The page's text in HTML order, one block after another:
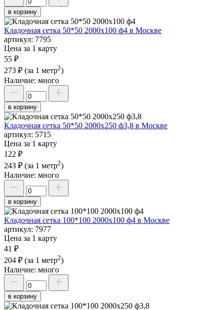
в корзину
Кладочная сетка 50*50 2000х100 ф4 в Москве
артикул: 7795
Цена за 1 карту
55 ₽
273 ₽ (за 1 метр2)
Наличие: много
в корзину
Кладочная сетка 50*50 2000х250 ф3,8 в Москве
артикул: 5715
Цена за 1 карту
122 ₽
243 ₽ (за 1 метр2)
Наличие: много
в корзину
Кладочная сетка 100*100 2000х100 ф4 в Москве
артикул: 7977
Цена за 1 карту
41 ₽
204 ₽ (за 1 метр2)
Наличие: много
в корзину